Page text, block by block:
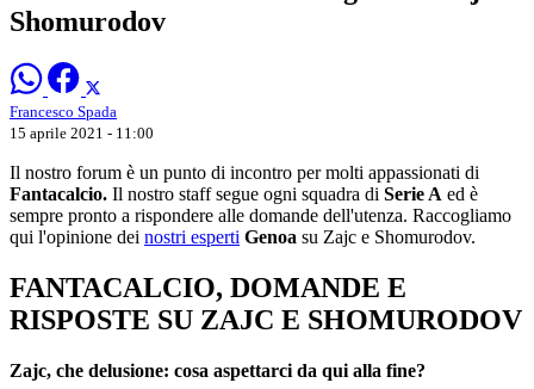
Shomurodov
Francesco Spada
15 aprile 2021 - 11:00
Il nostro forum è un punto di incontro per molti appassionati di
Fantacalcio. Il nostro staff segue ogni squadra di Serie A ed è
sempre pronto a rispondere alle domande dell'utenza. Raccogliamo
qui l'opinione dei nostri esperti Genoa su Zajc e Shomurodov.
FANTACALCIO, DOMANDE E
RISPOSTE SU ZAJC E SHOMURODOV
Zajc, che delusione: cosa aspettarci da qui alla fine?